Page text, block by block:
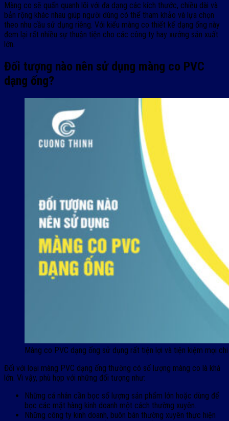
Màng co sẽ quấn quanh lõi với đa dạng các kích thước, chiều dài và
bản rộng khác nhau giúp người dùng có thể tham khảo và lựa chọn
theo nhu cầu sử dụng riêng. Với kiểu màng co thiết kế dạng ống này
đem lại rất nhiều sự thuận tiện cho các công ty hay xưởng sản xuất
lớn.
Đối tượng nào nên sử dụng màng co PVC
dạng ống?
Màng co PVC dạng ống sử dụng rất tiện lợi và tiện kiệm mọi
Đối với loại màng PVC dạng ống thường có số lượng màng co là khá
lớn. Vì vậy, phù hợp với những đối tượng như:
Những cá nhân cần bọc số lượng sản phẩm lớn hoặc dùng để
bọc các mặt hàng kinh doanh một cách thường xuyên.
Những công ty kinh doanh, buôn bán thường xuyên thực hiện